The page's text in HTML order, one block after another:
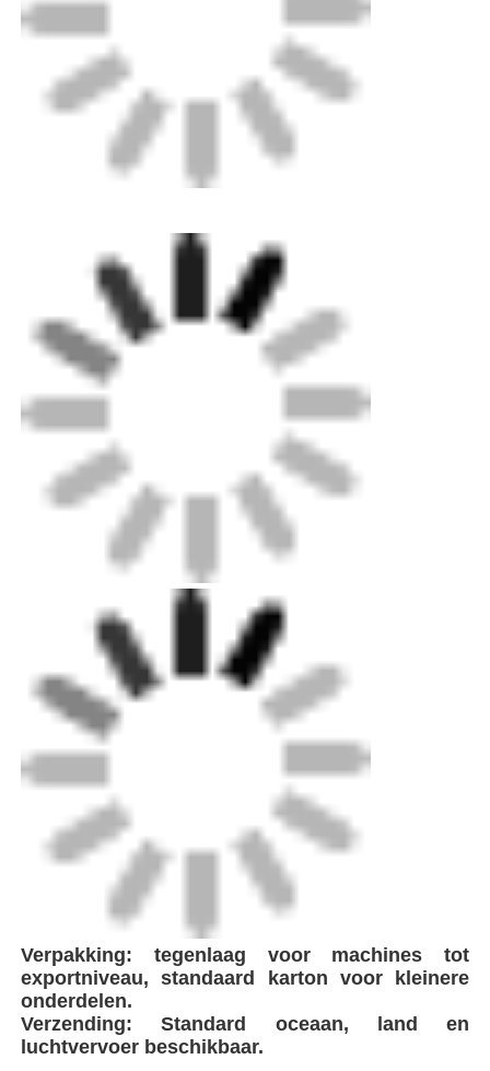
Verpakking: tegenlaag voor machines tot
exportniveau, standaard karton voor kleinere
onderdelen.
Verzending: Standard oceaan, land en
luchtvervoer beschikbaar.